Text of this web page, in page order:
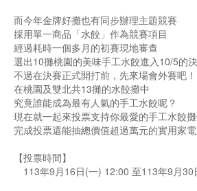
而今年金牌好攤也有同步辦理主題競賽
採用單一商品「水餃」作為競賽項目
經過耗時一個多月的初賽現地審查
選出10攤桃園的美味手工水餃進入10/5的
不過在決賽正式開打前，先來場會外賽吧！
在桃園及雙北共13攤的水餃攤中
究竟誰能成為最有人氣的手工水餃呢？
現在就一起來投票支持你最愛的手工水餃
完成投票還能抽總價值超過萬元的實用家電
【投票時間】
113年9月16日(一) 12:00 至113年9月30